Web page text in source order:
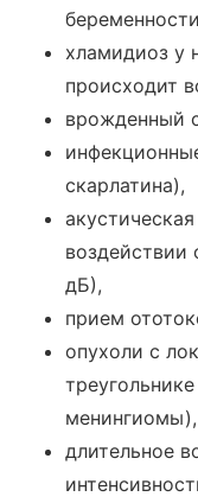
хламидиоз у
происходит
врожденный
скарлатина),
воздействии
дБ),
прием
опухоли с
менингиомы),
длительное